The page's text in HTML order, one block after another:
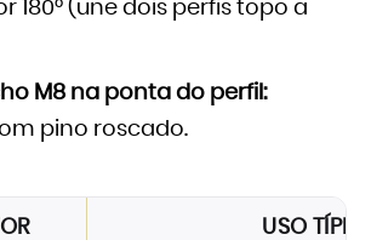
180° (une dois perfis topo a
M8 na ponta do perfil:
pino roscado.
USO